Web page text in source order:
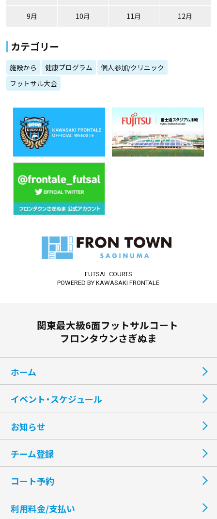
9月 10月 11月 12月
カテゴリー
施設から 健康プログラム
個人参加/クリニック
フットサル大会
FUTSAL COURTS
POWERED BY KAWASAKI FRONTALE
関東最大級6面フットサルコート
フロンタウンさぎぬま
ホーム
イベント・スケジュール
お知らせ
チーム登録
コート予約
利用料金/支払い